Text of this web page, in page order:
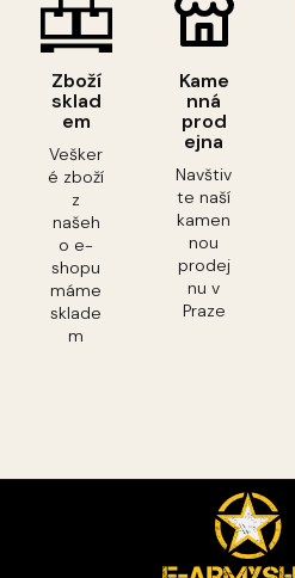
Zboží
sklad
em
Vešker
é zboží
z
našeh
o e-
shopu
máme
sklade
m
Kame
nná
prod
ejna
Navštiv
te naší
kamen
nou
prodej
nu v
Praze